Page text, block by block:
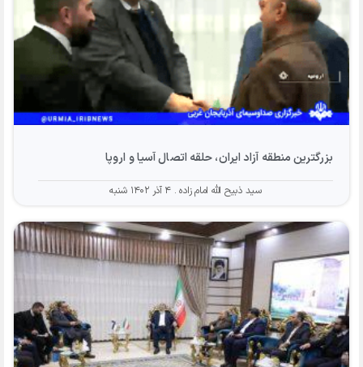
بزرگترین منطقه آزاد ایران، حلقه اتصال آسيا و اروپا
سید ذبیح الله امام زاده ۴ آذر ۱۴۰۲ شنبه